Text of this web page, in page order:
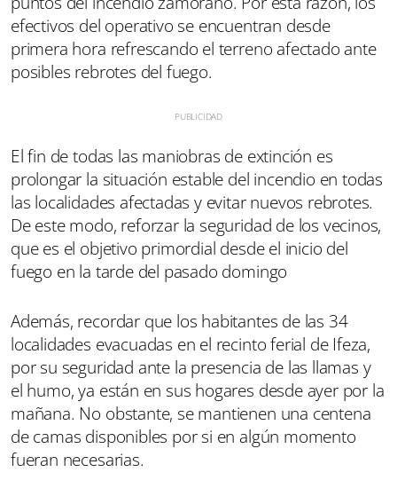
efectivos del operativo se encuentran desde
primera hora refrescando el terreno afectado ante
posibles rebrotes del fuego.
El fin de todas las maniobras de extinción es
prolongar la situación estable del incendio en todas
las localidades afectadas y evitar nuevos rebrotes.
De este modo, reforzar la seguridad de los vecinos,
que es el objetivo primordial desde el inicio del
fuego en la tarde del pasado domingo
Además, recordar que los habitantes de las 34
localidades evacuadas en el recinto ferial de Ifeza,
por su seguridad ante la presencia de las llamas y
el humo, ya están en sus hogares desde ayer por la
mañana. No obstante, se mantienen una centena
de camas disponibles por si en algún momento
fueran necesarias.